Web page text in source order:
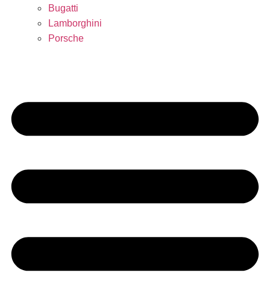
Bugatti
Lamborghini
Porsche